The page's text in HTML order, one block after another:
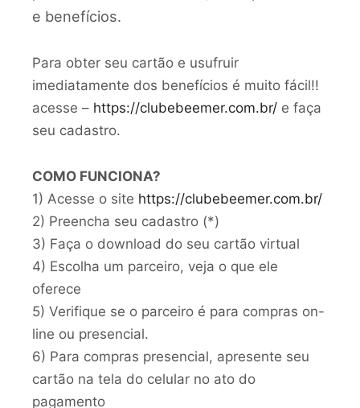
e benefícios.
Para obter seu cartão e usufruir
imediatamente dos benefícios é muito fácil!!
acesse – https://clubebeemer.com.br/ e faça
seu cadastro.
COMO FUNCIONA?
1) Acesse o site https://clubebeemer.com.br/
2) Preencha seu cadastro (*)
3) Faça o download do seu cartão virtual
4) Escolha um parceiro, veja o que ele
oferece
5) Verifique se o parceiro é para compras on-
line ou presencial.
6) Para compras presencial, apresente seu
cartão na tela do celular no ato do
pagamento